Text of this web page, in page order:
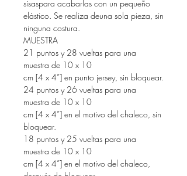
sisaspara acabarlas con un pequeño
elástico. Se realiza deuna sola pieza, sin
ninguna costura.
MUESTRA
21 puntos y 28 vueltas para una
muestra de 10 x 10
cm [4 x 4”] en punto jersey, sin bloquear.
24 puntos y 26 vueltas para una
muestra de 10 x 10
cm [4 x 4”] en el motivo del chaleco, sin
bloquear.
18 puntos y 25 vueltas para una
muestra de 10 x 10
cm [4 x 4”] en el motivo del chaleco,